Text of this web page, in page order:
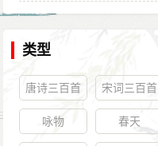
类型
唐诗三百首 宋词三百首
咏物 春天